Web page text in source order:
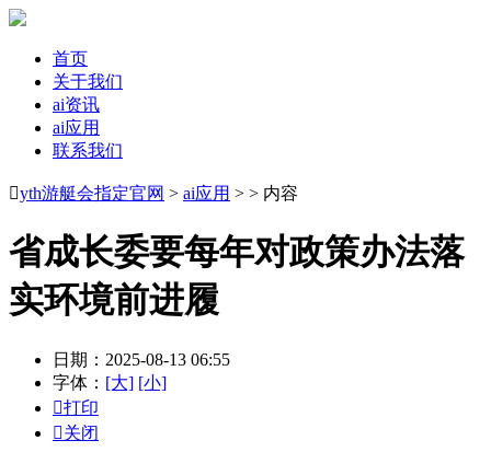
首页
关于我们
ai资讯
ai应用
联系我们
yth游艇会指定官网 > ai应用 > > 内容
省成长委要每年对政策办法落
实环境前进履
日期：2025-08-13 06:55
字体： [大] [小]
打印
关闭